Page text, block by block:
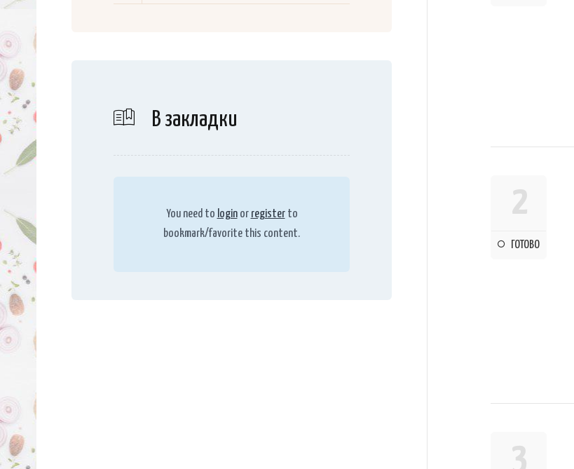
В закладки
You need to loginor registerto
bookmark/favorite this content.
2
ГОТОВО
3